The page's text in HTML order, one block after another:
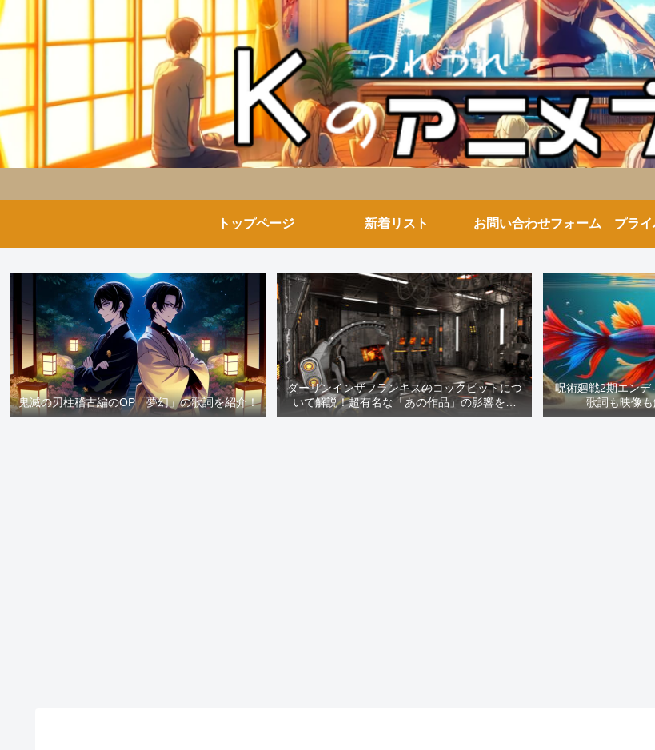
トップページ 新着リスト お問い合わせフォーム プラ
鬼滅の刃柱稽古編のOP「夢幻」の歌詞を紹介！
ダーリンインザフランキスのコックピットにつ
いて解説！超有名な「あの作品」の影響を解
説！
呪術廻戦2期エン
歌詞も映像